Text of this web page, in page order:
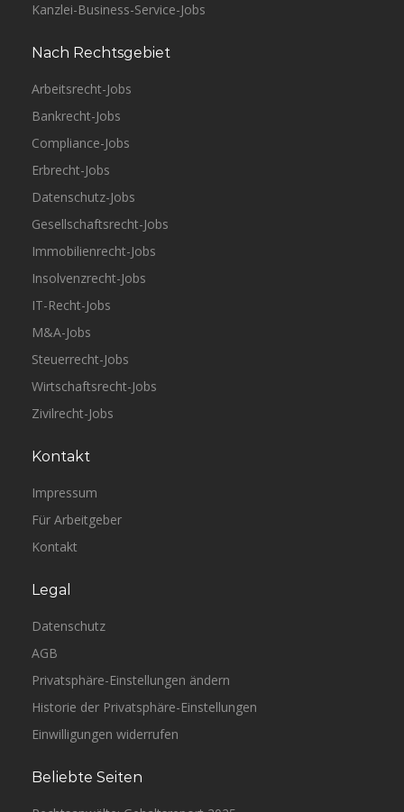
Kanzlei-Business-Service-Jobs
Nach Rechtsgebiet
Arbeitsrecht-Jobs
Bankrecht-Jobs
Compliance-Jobs
Erbrecht-Jobs
Datenschutz-Jobs
Gesellschaftsrecht-Jobs
Immobilienrecht-Jobs
Insolvenzrecht-Jobs
IT-Recht-Jobs
M&A-Jobs
Steuerrecht-Jobs
Wirtschaftsrecht-Jobs
Zivilrecht-Jobs
Kontakt
Impressum
Für Arbeitgeber
Kontakt
Legal
Datenschutz
AGB
Privatsphäre-Einstellungen ändern
Historie der Privatsphäre-Einstellungen
Einwilligungen widerrufen
Beliebte Seiten